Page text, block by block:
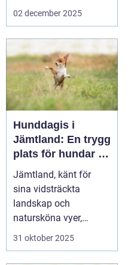
02 december 2025
Hunddagis i
Jämtland: En trygg
plats för hundar i
vårt vackra
landskap
Jämtland, känt för
sina vidsträckta
landskap och
natursköna vyer,
erbjuder ...
31 oktober 2025